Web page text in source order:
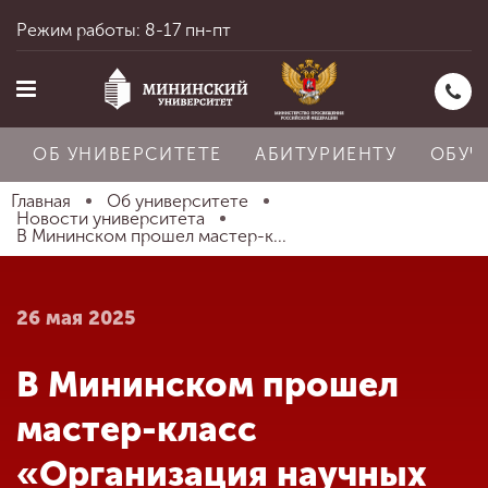
Главная
Абитуриенту
Режим работы: 8-17 пн-пт
ОБ УНИВЕРСИТЕТЕ АБИТУРИЕНТУ
Главная
Об университете
Новости университета
В Мининском прошел мастер-к...
26 мая 2025
В Мининском прошел
мастер-класс
«Организация научных